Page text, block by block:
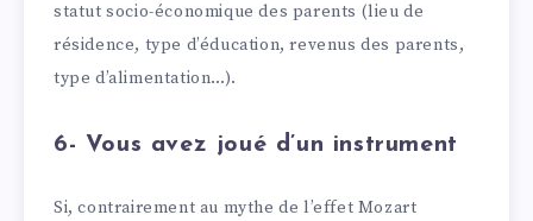
statut socio-économique des parents (lieu de
résidence, type d’éducation, revenus des parents,
type d’alimentation…).
6- Vous avez joué d’un instrument
Si, contrairement au mythe de l’effet Mozart